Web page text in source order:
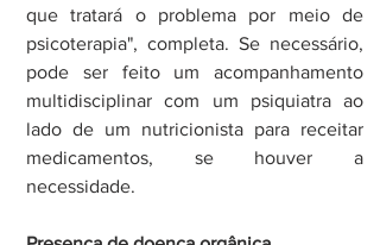
que tratará o problema por meio de
psicoterapia", completa. Se necessário,
pode ser feito um acompanhamento
multidisciplinar com um psiquiatra ao
lado de um nutricionista para receitar
medicamentos, se houver a
necessidade.